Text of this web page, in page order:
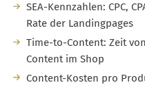
SEA-Kennzahlen: CPC,
Rate der Landingpages
Time-to-Content: Zeit
Content im Shop
Content-Kosten pro